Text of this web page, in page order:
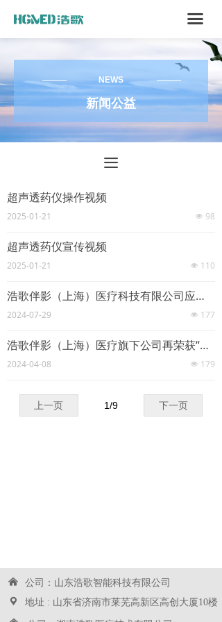
끀
끀
超声透药仪操作视频
넶 98
2025-01-21
超声透药仪宣传视频
넶 110
2025-01-21
浩歌伴影（上海）医疗科技有限公司应邀至齐鲁师范学院交流合作
넶 177
2024-07-29
浩歌伴影（上海）医疗旗下公司再荣获“国家高新企业”认定，科技创新再添新篇章
넶 179
2024-04-08
上一页 下一页
1/9
新闻公益
NEWS
낀
끇
公司：山东浩歌智能科技有限公司
地址 : 山东省济南市莱芜高新区高创大厦10楼